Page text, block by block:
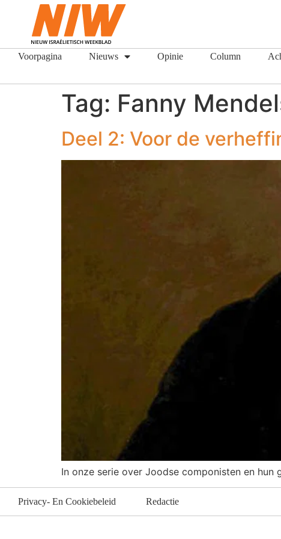
Voorpagina Nieuws Opinie Column
Tag: Fanny
Deel 2: Voor de
In onze serie over Joodse componisten en hun
Privacy- En Cookiebeleid Redactie